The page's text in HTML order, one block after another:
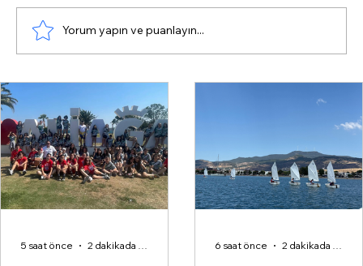
5 saat önce 2 dakikada okunur 6 saat önce 2 dakikada okunur
Yorum yapın ve puanlayın...